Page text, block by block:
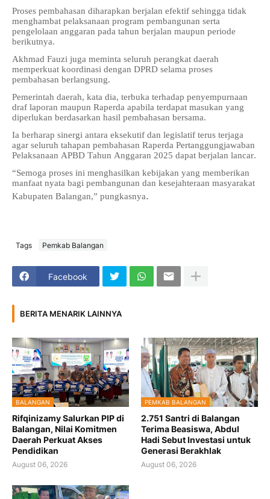
Proses pembahasan diharapkan berjalan efektif sehingga tidak
menghambat pelaksanaan program pembangunan serta
pengelolaan anggaran pada tahun berjalan maupun periode
berikutnya.
Akhmad Fauzi juga meminta seluruh perangkat daerah
memperkuat koordinasi dengan DPRD selama proses
pembahasan berlangsung.
Pemerintah daerah, kata dia, terbuka terhadap penyempurnaan
draf laporan maupun Raperda apabila terdapat masukan yang
diperlukan berdasarkan hasil pembahasan bersama.
Ia berharap sinergi antara eksekutif dan legislatif terus terjaga
agar seluruh tahapan pembahasan Raperda Pertanggungjawaban
Pelaksanaan APBD Tahun Anggaran 2025 dapat berjalan lancar.
“Semoga proses ini menghasilkan kebijakan yang memberikan
manfaat nyata bagi pembangunan dan kesejahteraan masyarakat
Kabupaten Balangan,” pungkasnya.
Tags Pemkab Balangan
Facebook
BERITA MENARIK LAINNYA
BALANGAN
Rifqinizamy Salurkan PIP di
Balangan, Nilai Komitmen
Daerah Perkuat Akses
Pendidikan
August 06, 2026
PEMKAB BALANGAN
2.751 Santri di Balangan
Terima Beasiswa, Abdul
Hadi Sebut Investasi untuk
Generasi Berakhlak
August 06, 2026